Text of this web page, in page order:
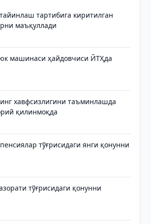
тартибига киритилган
маъқуллади
машинаси ҳайдовчиси ЙТҲда
хавфсизлигини таъминлашда
қилинмоқда
тўғрисидаги янги қонунни
тўғрисидаги қонунни